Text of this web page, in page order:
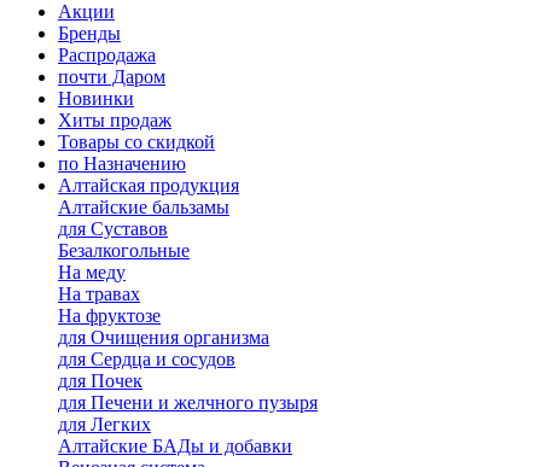
Акции
Бренды
Распродажа
почти Даром
Новинки
Хиты продаж
Товары со скидкой
по Назначению
Алтайская продукция
Алтайские бальзамы
для Суставов
Безалкогольные
На меду
На травах
На фруктозе
для Очищения организма
для Сердца и сосудов
для Почек
для Печени и желчного пузыря
для Легких
Алтайские БАДы и добавки